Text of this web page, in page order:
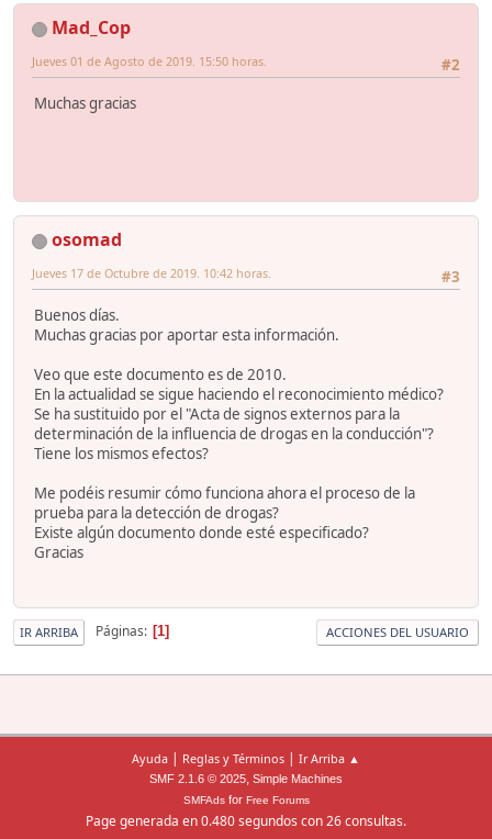
Mad_Cop
#2
Jueves 01 de Agosto de 2019. 15:50 horas.
Muchas gracias
osomad
#3
Jueves 17 de Octubre de 2019. 10:42 horas.
Buenos días.
Muchas gracias por aportar esta información.
Veo que este documento es de 2010.
En la actualidad se sigue haciendo el reconocimiento médico?
Se ha sustituido por el "Acta de signos externos para la
determinación de la influencia de drogas en la conducción"?
Tiene los mismos efectos?
Me podéis resumir cómo funciona ahora el proceso de la
prueba para la detección de drogas?
Existe algún documento donde esté especificado?
Gracias
IR ARRIBA Páginas 1 ACCIONES DEL USUARIO
Ayuda | Reglas y Términos | Ir Arriba ▲
SMF 2.1.6 © 2025, Simple Machines
SMFAdsfor Free Forums
Page generada en 0.480 segundos con 26 consultas.